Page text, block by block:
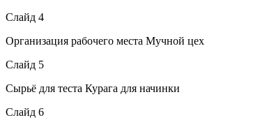
Слайд 4
Организация рабочего места Мучной цех
Слайд 5
Сырьё для теста Курага для начинки
Слайд 6